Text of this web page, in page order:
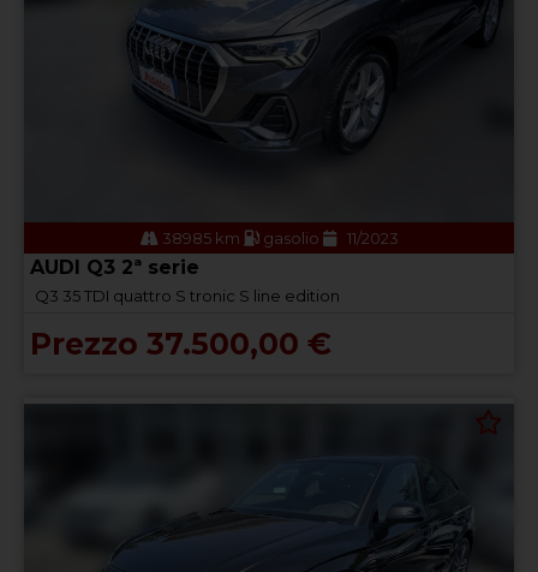
38985 km gasolio 11/2023
AUDI Q3 2ª serie
Q3 35 TDI quattro S tronic S line edition
Prezzo 37.500,00 €